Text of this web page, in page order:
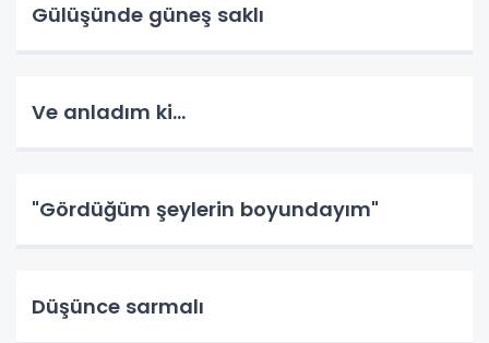
Gülüşünde güneş saklı
Ve anladım ki...
"Gördüğüm şeylerin boyundayım"
Düşünce sarmalı